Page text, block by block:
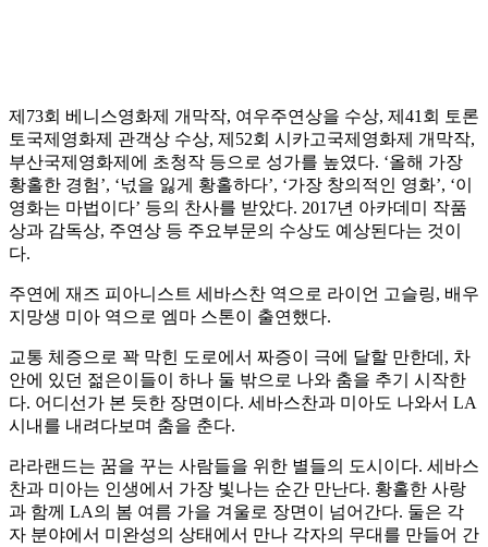
제73회 베니스영화제 개막작, 여우주연상을 수상, 제41회 토론
토국제영화제 관객상 수상, 제52회 시카고국제영화제 개막작,
부산국제영화제에 초청작 등으로 성가를 높였다. ‘올해 가장
황홀한 경험’, ‘넋을 잃게 황홀하다’, ‘가장 창의적인 영화’, ‘이
영화는 마법이다’ 등의 찬사를 받았다. 2017년 아카데미 작품
상과 감독상, 주연상 등 주요부문의 수상도 예상된다는 것이
다.
주연에 재즈 피아니스트 세바스찬 역으로 라이언 고슬링, 배우
지망생 미아 역으로 엠마 스톤이 출연했다.
교통 체증으로 꽉 막힌 도로에서 짜증이 극에 달할 만한데, 차
안에 있던 젊은이들이 하나 둘 밖으로 나와 춤을 추기 시작한
다. 어디선가 본 듯한 장면이다. 세바스찬과 미아도 나와서 LA
시내를 내려다보며 춤을 춘다.
라라랜드는 꿈을 꾸는 사람들을 위한 별들의 도시이다. 세바스
찬과 미아는 인생에서 가장 빛나는 순간 만난다. 황홀한 사랑
과 함께 LA의 봄 여름 가을 겨울로 장면이 넘어간다. 둘은 각
자 분야에서 미완성의 상태에서 만나 각자의 무대를 만들어 간